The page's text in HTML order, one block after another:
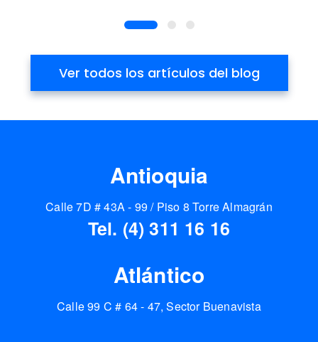
Ver todos los artículos del blog
Antioquia
Calle 7D # 43A - 99 / Piso 8 Torre Almagrán
Tel. (4) 311 16 16
Atlántico
Calle 99 C # 64 - 47, Sector Buenavista